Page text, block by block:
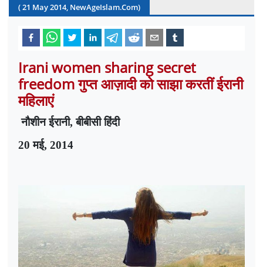
(21 May2014, NewAgeIslam.Com)
Irani women sharing secret
freedom गुप्त आज़ादी को साझा करतीं ईरानी
महिलाएं
नौशीन ईरानी,बीबीसी हिंदी
20मई, 2014